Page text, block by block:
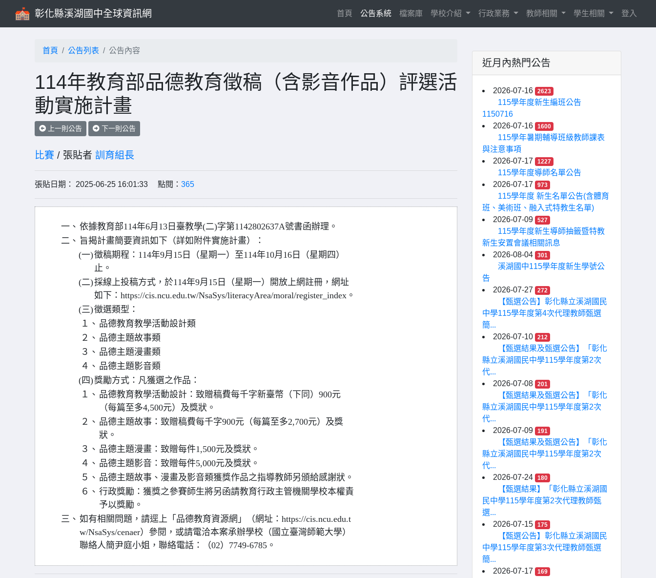
彰化縣溪湖國中全球資訊網 首頁 (current)
公告系統 檔案庫 學校介紹 行政業務 教師相關 學生相關 登入
首頁 公告列表 公告內容
114年教育部品德教育徵稿（含影音作品）評選活
動實施計畫
上一則公告 下一則公告
比賽 / 張貼者 訓育組長
張貼日期： 2025-06-25 16:01:33 點閱： 365
一、 依據教育部114年6月13日臺教學(二)字第1142802637A號書函辦理。
二、 旨揭計畫簡要資訊如下（詳如附件實施計畫）：
(一)徵稿期程：114年9月15日（星期一）至114年10月16日（星期四）
止。
(二)採線上投稿方式，於114年9月15日（星期一）開放上網註冊，網址
如下：https://cis.ncu.edu.tw/NsaSys/literacyArea/moral/register_index。
(三)徵選類型：
１、 品德教育教學活動設計類
２、 品德主題故事類
３、 品德主題漫畫類
４、 品德主題影音類
(四)獎勵方式：凡獲選之作品：
１、 品德教育教學活動設計：致贈稿費每千字新臺幣（下同）900元
（每篇至多4,500元）及獎狀。
２、 品德主題故事：致贈稿費每千字900元（每篇至多2,700元）及獎
狀。
３、 品德主題漫畫：致贈每件1,500元及獎狀。
４、 品德主題影音：致贈每件5,000元及獎狀。
５、 品德主題故事、漫畫及影音類獲獎作品之指導教師另頒給感謝狀。
６、 行政獎勵：獲獎之參賽師生將另函請教育行政主管機關學校本權責
予以獎勵。
三、 如有相關問題，請逕上「品德教育資源網」（網址：https://cis.ncu.edu.t
w/NsaSys/cenaer）參閱，或請電洽本案承辦學校（國立臺灣師範大學）
聯絡人簡尹庭小姐，聯絡電話：（02）7749-6785。
近月內熱門公告
2026-07-16 2623
115學年度新生編班公告
1150716
2026-07-16
1600
115學年暑期輔導班級教師課表
與注意事項
2026-07-17
1227
115學年度導師名單公告
2026-07-17
973
115學年度 新生名單公告(含體育
班、美術班、融入式特教生名單)
2026-07-09
527
115學年度新生導師抽籤暨特教
新生安置會議相關訊息
2026-08-04
301
溪湖國中115學年度新生學號公
告
2026-07-27
272
【甄選公告】彰化縣立溪湖國民
中學115學年度第4次代理教師甄選
簡...
2026-07-10
212
【甄選結果及甄選公告】「彰化
縣立溪湖國民中學115學年度第2次
代...
2026-07-08
201
【甄選結果及甄選公告】「彰化
縣立溪湖國民中學115學年度第2次
代...
2026-07-09
191
【甄選結果及甄選公告】「彰化
縣立溪湖國民中學115學年度第2次
代...
2026-07-24
180
【甄選結果】「彰化縣立溪湖國
民中學115學年度第2次代理教師甄
選...
2026-07-15
175
【甄選公告】彰化縣立溪湖國民
中學115學年度第3次代理教師甄選
簡...
2026-07-17
169